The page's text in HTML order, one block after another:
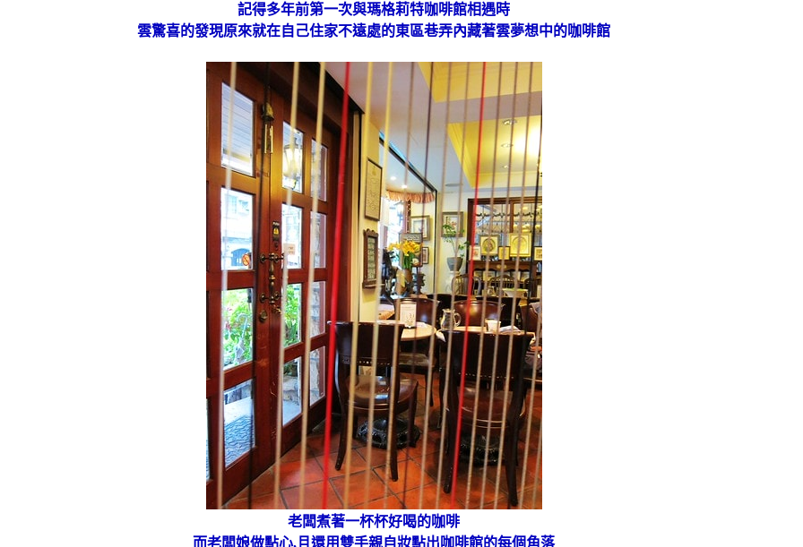
記得多年前第一次與瑪格莉特咖啡館相遇時
雲驚喜的發現原來就在自己住家不遠處的東區巷弄內藏著雲夢想中的咖啡館
老闆煮著一杯杯好喝的咖啡
而老闆娘做點心,且還用雙手親自妝點出咖啡館的每個角落